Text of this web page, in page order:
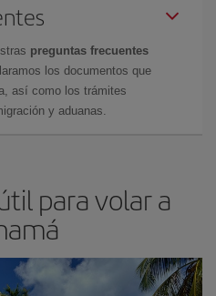
preguntas frecuentes
los documentos que
así como los trámites
y aduanas.
para volar a